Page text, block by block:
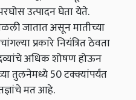
उत्पादन घेता येते.
जातात असून मातीच्या
प्रकारे नियंत्रित ठेवता
अधिक शोषण होऊन
तुलनेमध्ये 50 टक्क्यांपर्यंत
मत आहे.